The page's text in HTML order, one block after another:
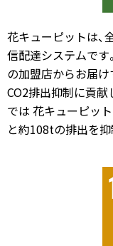
花キューピットは
信配達システムです
の加盟店からお届
CO2排出抑制に貢
では 花キューピット
と約108tの排出を